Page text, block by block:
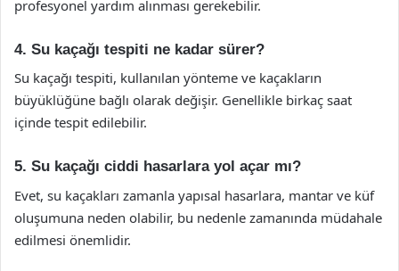
profesyonel yardım alınması gerekebilir.
4. Su kaçağı tespiti ne kadar sürer?
Su kaçağı tespiti, kullanılan yönteme ve kaçakların
büyüklüğüne bağlı olarak değişir. Genellikle birkaç saat
içinde tespit edilebilir.
5. Su kaçağı ciddi hasarlara yol açar mı?
Evet, su kaçakları zamanla yapısal hasarlara, mantar ve küf
oluşumuna neden olabilir, bu nedenle zamanında müdahale
edilmesi önemlidir.